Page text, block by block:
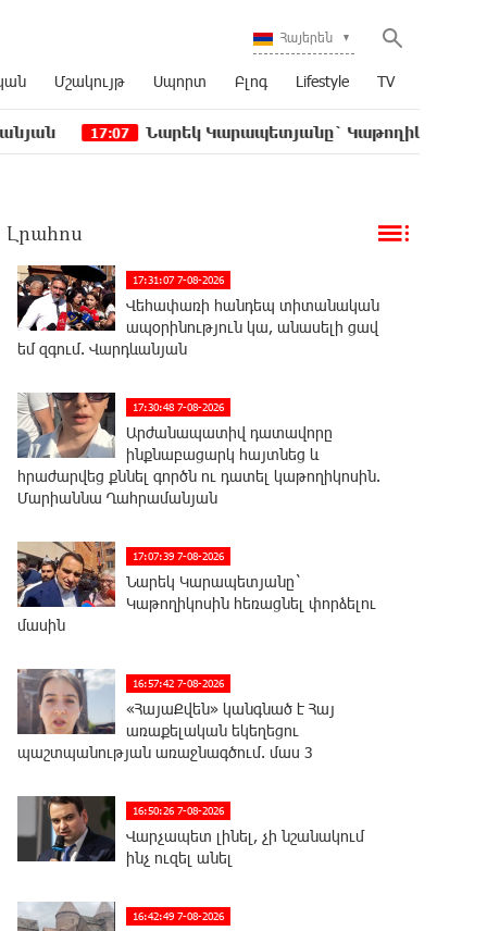
Հայերեն
Մշակույթ Սպորտ Բլոգ Lifestyle TV
Նարեկ Կարապետյանը` Կաթողիկոսին հեռացնել
Լրահոս
17:31:07 7-08-2026
Վեհափառի հանդեպ տիտանական
ապօրինություն կա, անասելի ցավ
եմ զգում. Վարդևանյան
17:30:48 7-08-2026
Արժանապատիվ դատավորը
ինքնաբացարկ հայտնեց և
հրաժարվեց քննել գործն ու դատել կաթողիկոսին.
Մարիաննա Ղահրամանյան
17:07:39 7-08-2026
Նարեկ Կարապետյանը`
Կաթողիկոսին հեռացնել փորձելու
մասին
16:57:42 7-08-2026
«ՀայաՔվեն» կանգնած է Հայ
առաքելական եկեղեցու
պաշտպանության առաջնագծում. մաս 3
16:50:26 7-08-2026
Վարչապետ լինել, չի նշանակում
ինչ ուզել անել
16:42:49 7-08-2026